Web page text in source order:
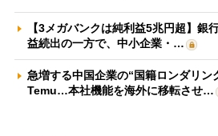
【3メガバンクは純利益5兆円超】銀
益続出の一方で、中小企業・…
急増する中国企業の“国籍ロンダリ
Temu…本社機能を海外に移転させ…